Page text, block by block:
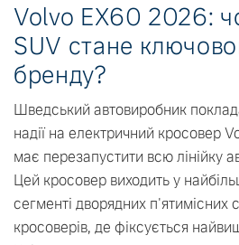
Volvo EX60 2026:
SUV стане
бренду?
Шведський автовиробник
надії на електричний кросовер
має перезапустити всю лінійку
Цей кросовер виходить у
сегменті дворядних п'ятимісних
кросоверів, де фіксується